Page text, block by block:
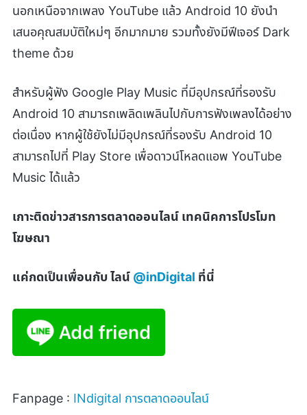
นอกเหนือจากเพลง YouTube แล้ว Android 10 ยังนำ
เสนอคุณสมบัติใหม่ๆ อีกมากมาย รวมทั้งยังมีฟีเจอร์ Dark
theme ด้วย
สำหรับผู้ฟัง Google Play Music ที่มีอุปกรณ์ที่รองรับ
Android 10 สามารถเพลิดเพลินไปกับการฟังเพลงได้อย่าง
ต่อเนื่อง หากผู้ใช้ยังไม่มีอุปกรณ์ที่รองรับ Android 10
สามารถไปที่ Play Store เพื่อดาวน์โหลดแอพ YouTube
Music ได้แล้ว
เกาะติดข่าวสารการตลาดออนไลน์ เทคนิคการโปรโมท
โฆษณา
แค่กดเป็นเพื่อนกับ ไลน์ @inDigital ที่นี่
Fanpage : INdigital การตลาดออนไลน์